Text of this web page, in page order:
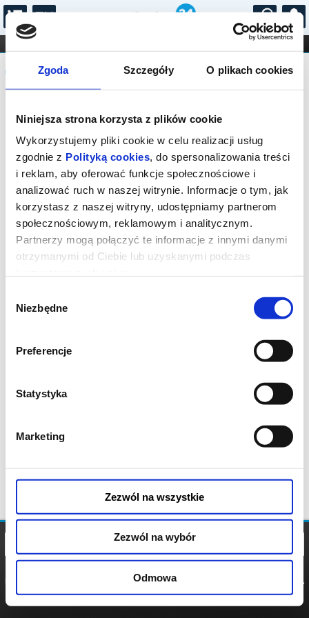
Zgoda Szczegóły O plikach cookies
Niniejsza strona korzysta z plików cookie
Wykorzystujemy pliki cookie w celu realizacji usług
zgodnie z Polityką cookies, do spersonalizowania treści
i reklam, aby oferować funkcje społecznościowe i
analizować ruch w naszej witrynie. Informacje o tym, jak
korzystasz z naszej witryny, udostępniamy partnerom
społecznościowym, reklamowym i analitycznym.
Partnerzy mogą połączyć te informacje z innymi danymi
otrzymanymi od Ciebie lub uzyskanymi podczas
zgody
Niezbędne
Preferencje
Statystyka
Marketing
Zezwól na wszystkie
Zezwól na wybór
Odmowa
...
FILHARMONIA OPERA I BALET
STAND-UP
DLA DZIECI
Komunikat
Sprzedaż biletów on-line na wydarzenie
została zakończona.
POLITYKA
POLITYKA